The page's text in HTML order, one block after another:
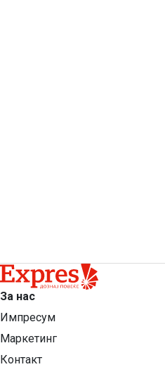
За нас
Импресум
Маркетинг
Контакт